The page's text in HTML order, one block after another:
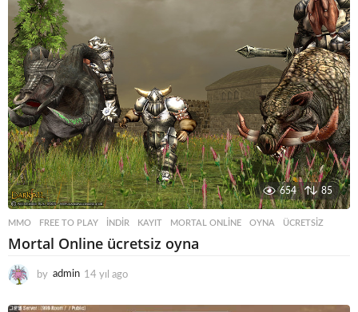
654 85
MMO FREE TO PLAY INDIR ,KAYIT ,MORTAL ONLINE ,OYNA ,ÜCRETSIZ
Mortal Online ücretsiz oyna
by admin 14 yıl ago
y